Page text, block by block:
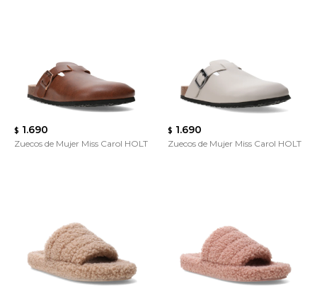
$ 1.690
Zuecos de Mujer Miss Carol HOLT
$ 1.690
Zuecos de Mujer Miss Carol HOLT